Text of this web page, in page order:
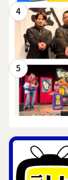
4
5